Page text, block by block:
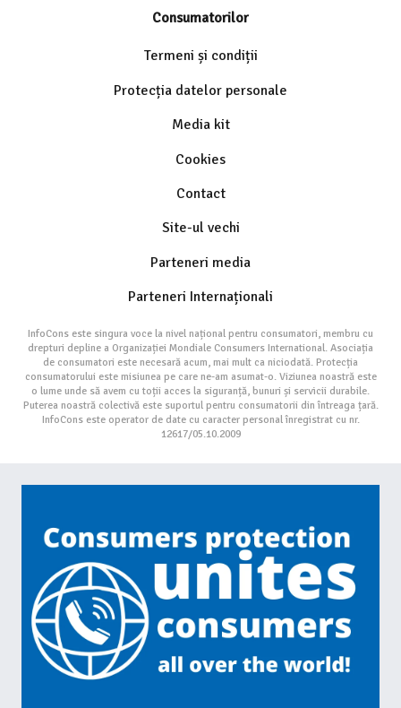
Consumatorilor
Termeni și condiții
Protecția datelor personale
Media kit
Cookies
Contact
Site-ul vechi
Parteneri media
Parteneri Internaționali
InfoCons este singura voce la nivel național pentru consumatori, membru cu
drepturi depline a Organizației Mondiale Consumers International. Asociația
de consumatori este necesară acum, mai mult ca niciodată. Protecția
consumatorului este misiunea pe care ne-am asumat-o. Viziunea noastră este
o lume unde să avem cu toții acces la siguranță, bunuri și servicii durabile.
Puterea noastră colectivă este suportul pentru consumatorii din întreaga țară.
InfoCons este operator de date cu caracter personal înregistrat cu nr.
12617/05.10.2009